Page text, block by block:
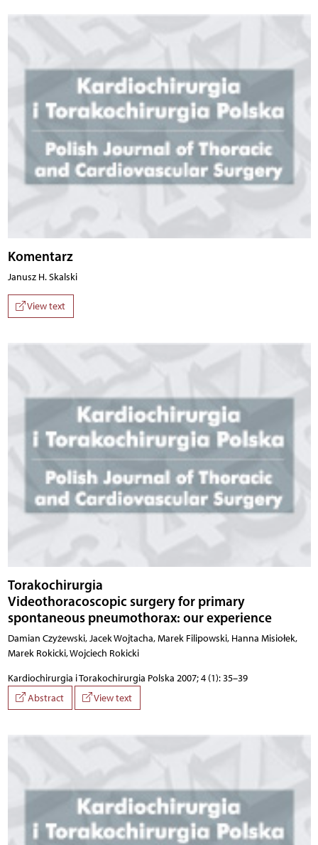
Komentarz
Janusz H. Skalski
View text
Torakochirurgia
Videothoracoscopic surgery for primary
spontaneous pneumothorax: our experience
Damian Czyżewski, Jacek Wojtacha, Marek Filipowski, Hanna Misiołek,
Marek Rokicki, Wojciech Rokicki
Kardiochirurgia i Torakochirurgia Polska 2007; 4 (1): 35–39
Abstract
View text